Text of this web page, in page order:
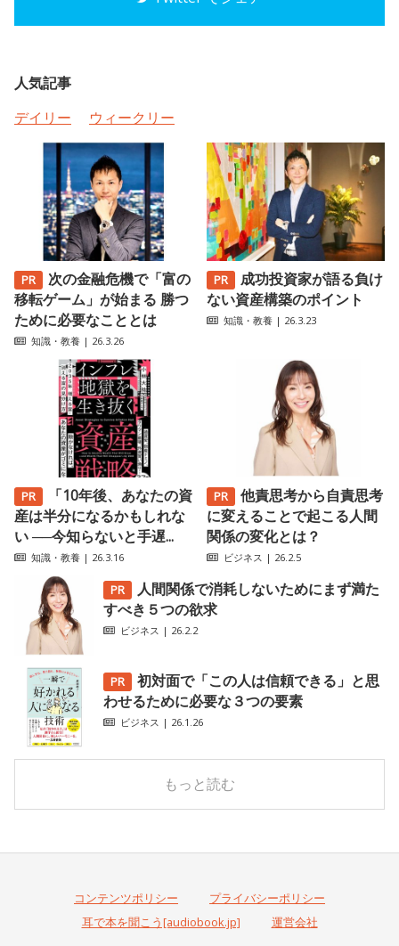
人気記事
デイリー
ウィークリー
次の金融危機で「富の
移転ゲーム」が始まる 勝つ
ために必要なこととは
知識・教養 | 26.3.26
成功投資家が語る負け
ない資産構築のポイント
知識・教養 | 26.3.23
「10年後、あなたの資
産は半分になるかもしれな
い ──今知らないと手遅...
知識・教養 | 26.3.16
他責思考から自責思考
に変えることで起こる人間
関係の変化とは？
ビジネス | 26.2.5
人間関係で消耗しないためにまず満た
すべき５つの欲求
ビジネス | 26.2.2
初対面で「この人は信頼できる」と思
わせるために必要な３つの要素
ビジネス | 26.1.26
もっと読む
コンテンツポリシー
プライバシーポリシー
耳で本を聞こう[audiobook.jp]
運営会社